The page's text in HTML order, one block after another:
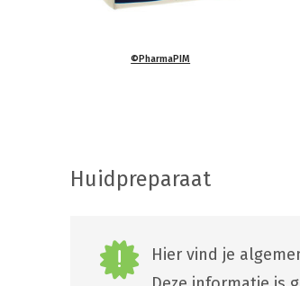
©PharmaPIM
Huidpreparaat
Hier vind je